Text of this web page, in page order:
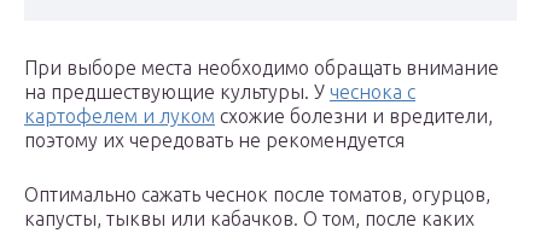
При выборе места необходимо обращать внимание
на предшествующие культуры. У чеснока с
картофелем и луком схожие болезни и вредители,
поэтому их чередовать не рекомендуется
Оптимально сажать чеснок после томатов, огурцов,
капусты, тыквы или кабачков. О том, после каких